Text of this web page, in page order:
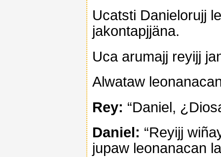
Ucatsti Danielorujj
jakontapjjäna.
Uca arumajj reyijj
Alwataw
Rey: “Daniel,
Daniel: “Reyijj
jupaw leonanacan